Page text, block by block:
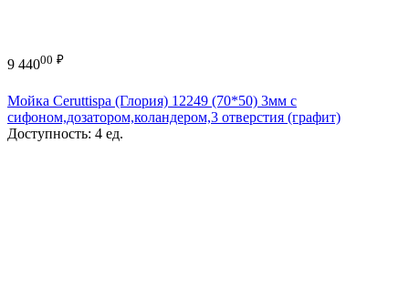
9 44000 ₽
Мойка Ceruttispa (Глория) 12249 (70*50) 3мм с
сифоном,дозатором,коландером,3 отверстия (графит)
Доступность: 4 ед.